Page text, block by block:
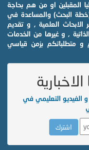
المقبلين او من هم بحاجة
البحث) والمساعدة في
العلمية , و تقديم
, و غيرها من الخدمات
و متطلباتكم بزمن قياسي
الفيديو التعليمي في